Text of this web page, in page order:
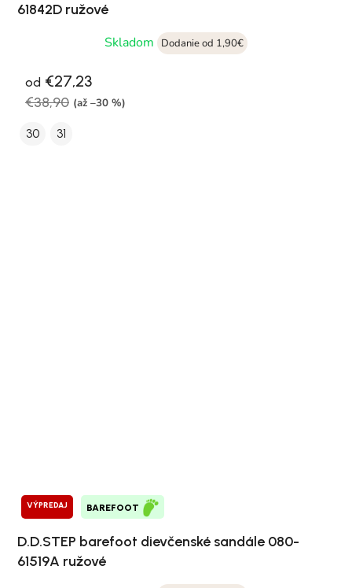
61842D ružové
Skladom
Dodanie od 1,90€
od €27,23
€38,90 (až –30 %)
30 31
VÝPREDAJ BAREFOOT
D.D.STEP barefoot dievčenské sandále 080-
61519A ružové